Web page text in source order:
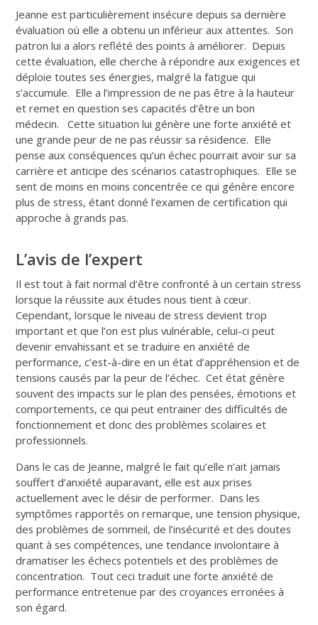
Jeanne est particulièrement insécure depuis sa dernière
évaluation où elle a obtenu un inférieur aux attentes. Son
patron lui a alors reflété des points à améliorer. Depuis
cette évaluation, elle cherche à répondre aux exigences et
déploie toutes ses énergies, malgré la fatigue qui
s’accumule. Elle a l’impression de ne pas être à la hauteur
et remet en question ses capacités d’être un bon
médecin. Cette situation lui génère une forte anxiété et
une grande peur de ne pas réussir sa résidence. Elle
pense aux conséquences qu’un échec pourrait avoir sur sa
carrière et anticipe des scénarios catastrophiques. Elle se
sent de moins en moins concentrée ce qui génère encore
plus de stress, étant donné l’examen de certification qui
approche à grands pas.
L’avis de l’expert
Il est tout à fait normal d’être confronté à un certain stress
lorsque la réussite aux études nous tient à cœur.
Cependant, lorsque le niveau de stress devient trop
important et que l’on est plus vulnérable, celui-ci peut
devenir envahissant et se traduire en anxiété de
performance, c’est-à-dire en un état d’appréhension et de
tensions causés par la peur de l’échec. Cet état génère
souvent des impacts sur le plan des pensées, émotions et
comportements, ce qui peut entrainer des difficultés de
fonctionnement et donc des problèmes scolaires et
professionnels.
Dans le cas de Jeanne, malgré le fait qu’elle n’ait jamais
souffert d’anxiété auparavant, elle est aux prises
actuellement avec le désir de performer. Dans les
symptômes rapportés on remarque, une tension physique,
des problèmes de sommeil, de l’insécurité et des doutes
quant à ses compétences, une tendance involontaire à
dramatiser les échecs potentiels et des problèmes de
concentration. Tout ceci traduit une forte anxiété de
performance entretenue par des croyances erronées à
son égard.